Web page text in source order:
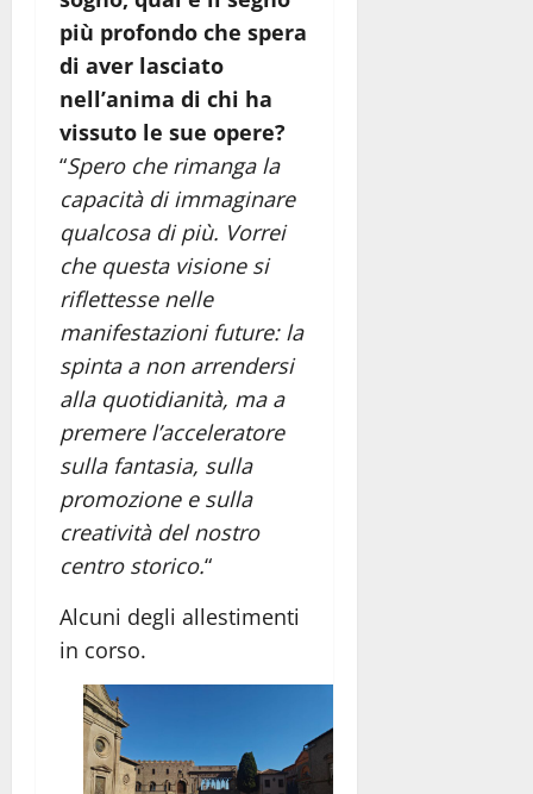
più profondo che spera
di aver lasciato
nell’anima di chi ha
vissuto le sue opere?
“Spero che rimanga la
capacità di immaginare
qualcosa di più. Vorrei
che questa visione si
riflettesse nelle
manifestazioni future: la
spinta a non arrendersi
alla quotidianità, ma a
premere l’acceleratore
sulla fantasia, sulla
promozione e sulla
creatività del nostro
centro storico.“
Alcuni degli allestimenti
in corso.